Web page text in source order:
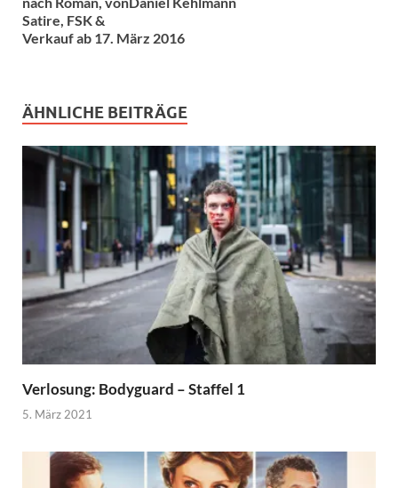
Satire, FSK &
Verkauf ab 17. März 2016
ÄHNLICHE BEITRÄGE
Verlosung: Bodyguard – Staffel 1
5. März 2021